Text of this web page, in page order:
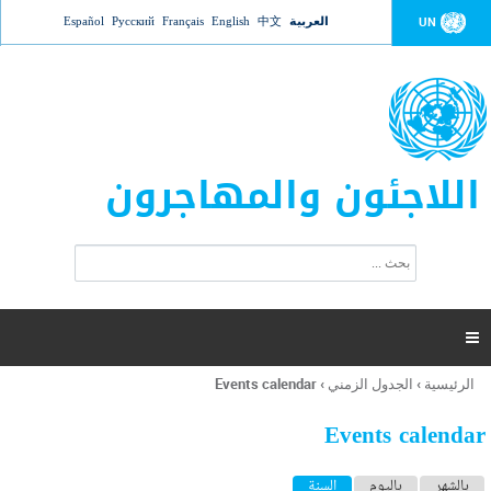
Jump to navigation UN العربية 中文
English
Français
Русский
Español
اللاجئون والمهاجرون
ت
ر
ل
ح
ب

أنت
هنا
الرئيسية › الجدول الزمني ›
Events calendar
Events calendar